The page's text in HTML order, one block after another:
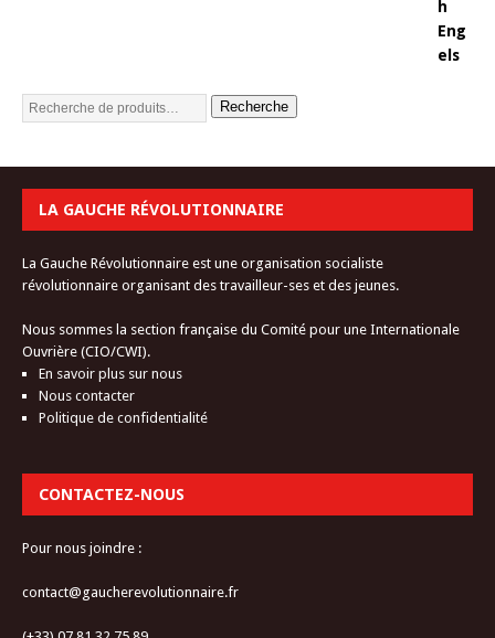
Recherche
LA GAUCHE RÉVOLUTIONNAIRE
La Gauche Révolutionnaire est une organisation socialiste
révolutionnaire organisant des travailleur-ses et des jeunes.
Nous sommes la section française du Comité pour une Internationale
Ouvrière (CIO/CWI).
En savoir plus sur nous
Nous contacter
Politique de confidentialité
CONTACTEZ-NOUS
Pour nous joindre :
contact@gaucherevolutionnaire.fr